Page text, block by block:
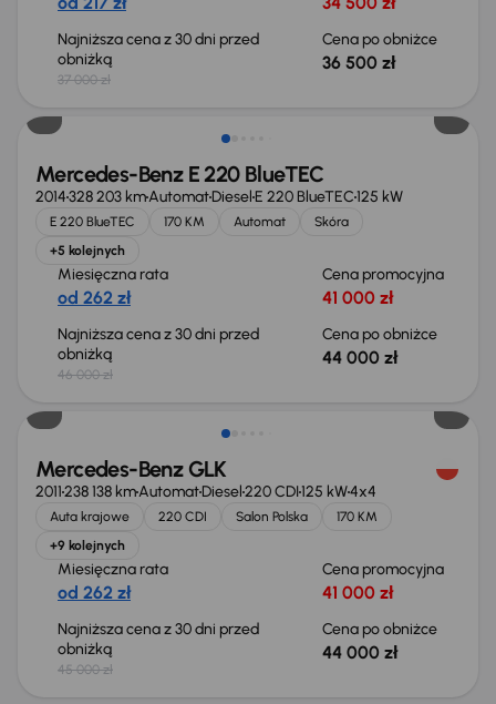
Najniższa cena z 30 dni przed
obniżką
37 000 zł
Cena po obniżce
36 500 zł
Taniej o 2 000 zł
Mercedes-Benz E 220 BlueTEC
2014328 203 kmAutomatDiesel E 220 BlueTEC125 kW
E 220 BlueTEC 170 KM Automat
Skóra
+5 kolejnych
Miesięczna rata
od 262 zł
Cena promocyjna
41 000 zł
Najniższa cena z 30 dni przed
obniżką
46 000 zł
Cena po obniżce
44 000 zł
Taniej o 1 000 zł
Mercedes-Benz GLK
2011238 138 kmAutomatDiesel220 CDI125 kW4x4
Auta krajowe 220 CDI Salon Polska
170 KM
+9 kolejnych
Miesięczna rata
od 262 zł
Cena promocyjna
41 000 zł
Najniższa cena z 30 dni przed
obniżką
45 000 zł
Cena po obniżce
44 000 zł
Taniej o 2 000 zł